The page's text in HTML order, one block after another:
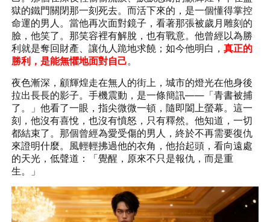
獄的鐵門關閉那一刻死去。而活下來的，是一個懂得掌控
命運的男人。當他再次面對鏡子，看著那張被歲月雕刻的
臉，他笑了。那笑容裡有解脫，也有戰意。他曾經以為勝
利就是奪回財產、讓仇人跪地求饒；如今他明白，真正的
勝利，是能無懼地面對自己。
夜色漸深，顧輝煌走在無人的街上，城市的燈光在他身後
拉出長長的影子。手機震動，是一條簡訊——「青書被捕
了。」他看了一眼，指尖微微一頓，隨即闔上螢幕。這一
刻，他沒有喜悅，也沒有憤怒，只有釋然。他知道，一切
都結束了。那個曾經為愛受傷的男人，終於不再需要復仇
來證明什麼。風輕輕拂過他的衣角，他抬起頭，看向遠處
的天光，低聲道：「覺醒，原來不只是報仇，而是重
生。」